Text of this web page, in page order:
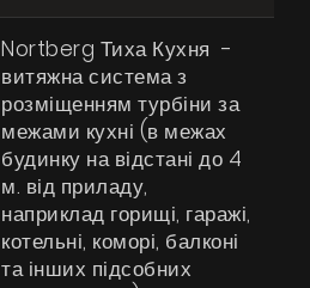
Nortberg Тиха Кухня -
витяжна система з
розміщенням турбіни за
межами кухні (в межах
будинку на відстані до 4
м. від приладу,
наприклад горищі, гаражі,
котельні, коморі, балконі
та інших підсобних